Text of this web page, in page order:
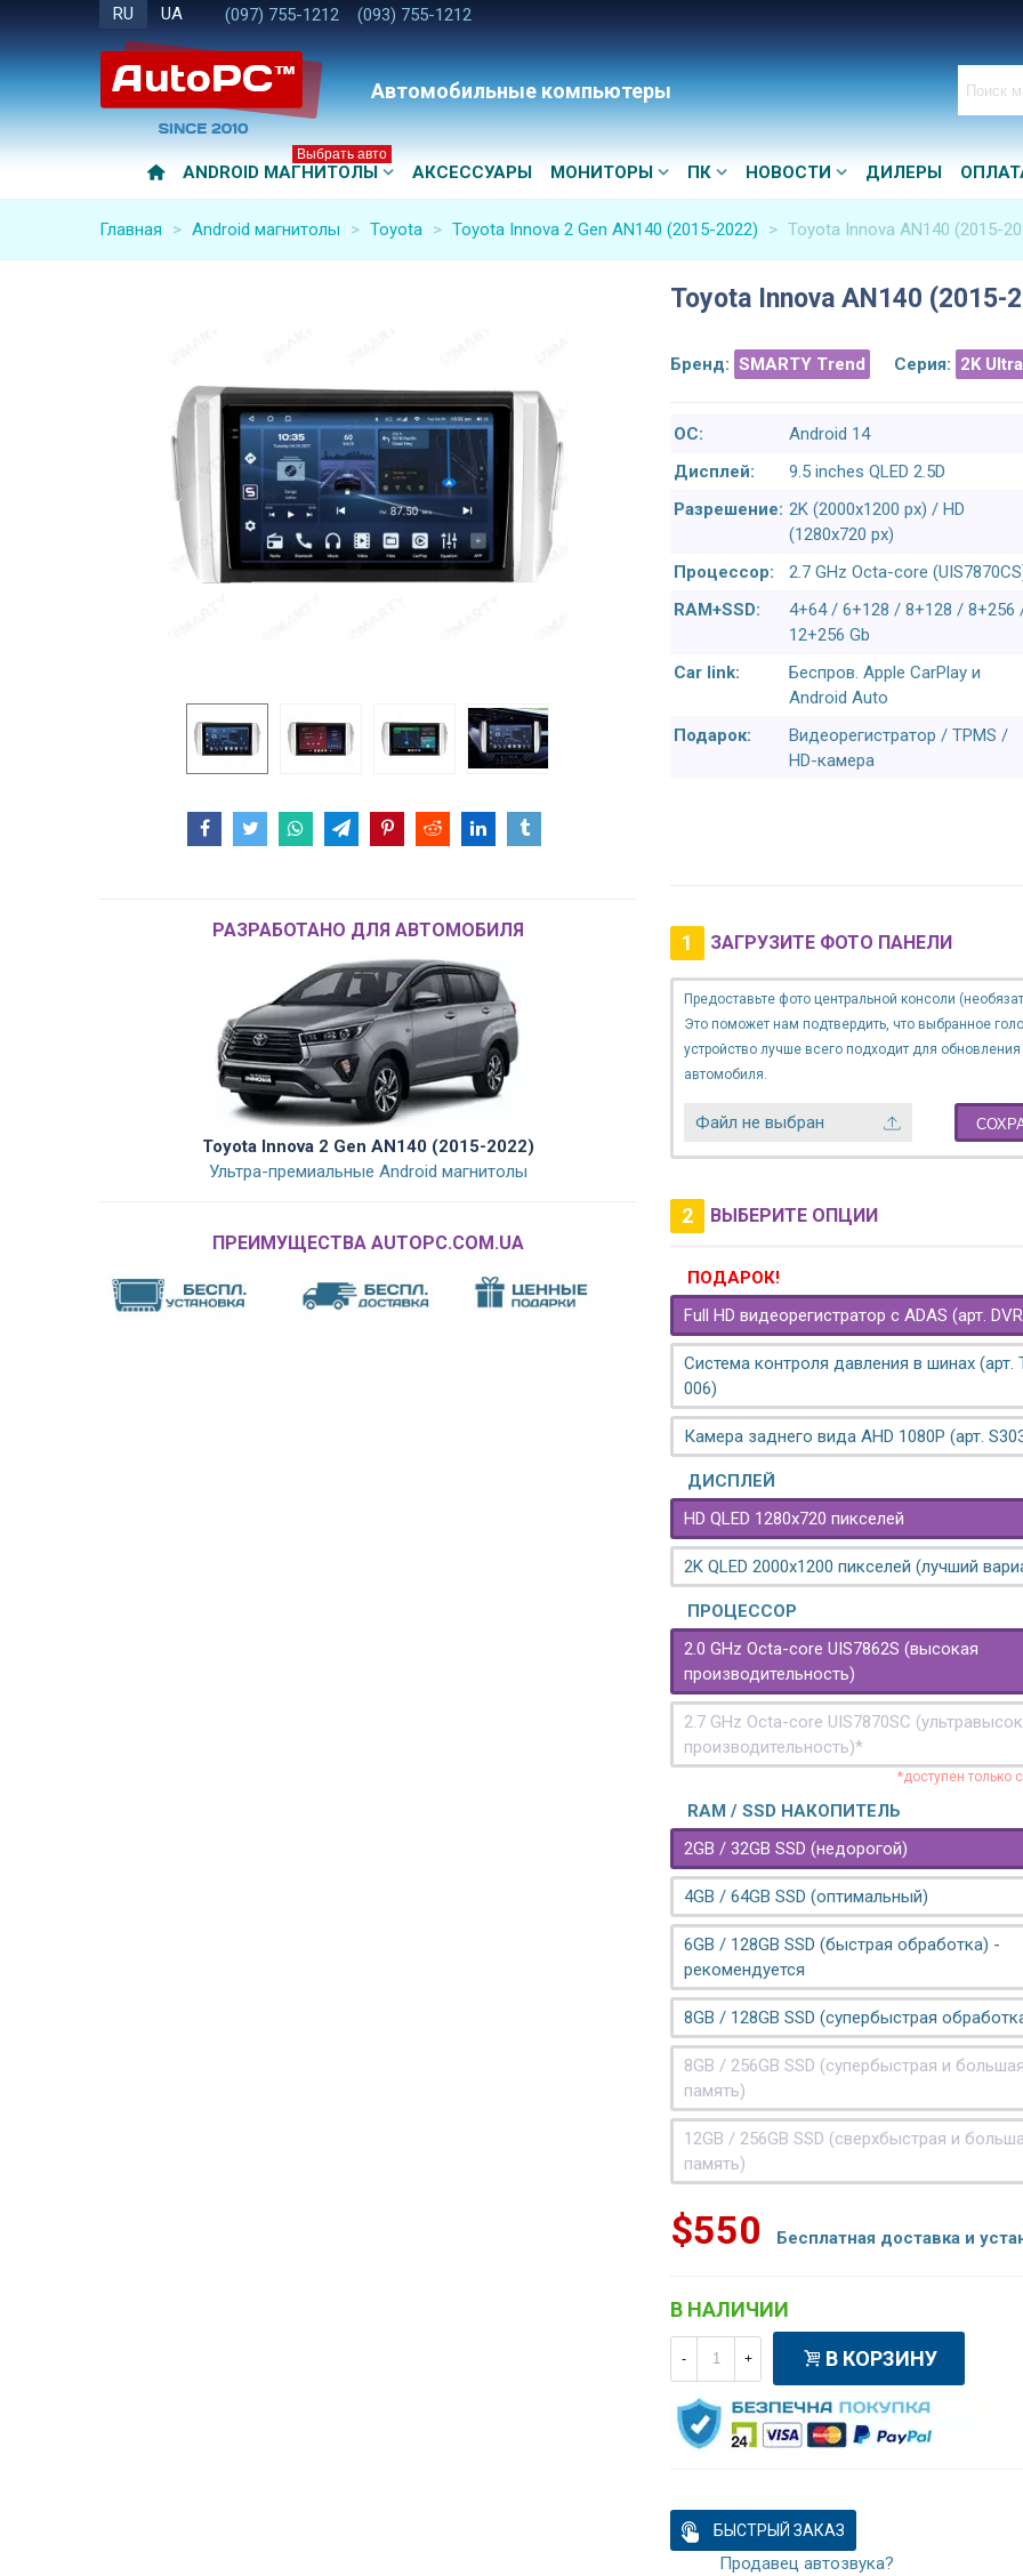
RU UA (097) 755-1212 (093) 755-1212
Автомобильные компьютеры
ANDROID МАГНИТОЛЫ
Выбрать авто
АКСЕССУАРЫ МОНИТОРЫ ПК НОВОСТИ ДИЛЕРЫ
Главная > Android магнитолы > Toyota > Toyota Innova 2 Gen AN140 (2015-2022) > Toyota Innova AN140 (2015-
РАЗРАБОТАНО ДЛЯ АВТОМОБИЛЯ
Toyota Innova 2 Gen AN140 (2015-2022)
Ультра-премиальные Android магнитолы
ПРЕИМУЩЕСТВА AUTOPC.COM.UA
Toyota Innova AN140 (2015-
Бренд: SMARTY Trend Серия: 2K
ОС:
Android 14
Дисплей:
9.5 inches QLED 2.5D
Разрешение: 2K (2000x1200 px) / HD
(1280x720 px)
Процессор:
2.7 GHz Octa-core
RAM+SSD:
4+64 / 6+128 / 8+128 / 8+256
12+256 Gb
Car link:
Беспров. Apple CarPlay и
Android Auto
Подарок:
Видеорегистратор / TPMS /
HD-камера
1 ЗАГРУЗИТЕ ФОТО ПАНЕЛИ
Предоставьте фото центральной консоли
Это поможет нам подтвердить, что выбранное
устройство лучше всего подходит для
автомобиля.
Файл не выбран
2 ВЫБЕРИТЕ ОПЦИИ
ПОДАРОК!
Full HD видеорегистратор с ADAS (арт.
Система контроля давления в шинах (арт.
006)
Камера заднего вида AHD 1080P (арт.
ДИСПЛЕЙ
HD QLED 1280x720 пикселей
2K QLED 2000х1200 пикселей (лучший
ПРОЦЕССОР
2.0 GHz Octa-core UIS7862S (высокая
производительность)
2.7 GHz Octa-core UIS7870SC
производительность)*
*доступен только
RAM / SSD НАКОПИТЕЛЬ
2GB / 32GB SSD (недорогой)
4GB / 64GB SSD (оптимальный)
6GB / 128GB SSD (быстрая обработка) -
рекомендуется
8GB / 128GB SSD (супербыстрая
8GB / 256GB SSD (супербыстрая и большая
память)
12GB / 256GB SSD (сверхбыстрая и
память)
$550 Бесплатная доставка и
В НАЛИЧИИ
- + В КОРЗИНУ
БЫСТРЫЙ ЗАКАЗ
Продавец автозвука?